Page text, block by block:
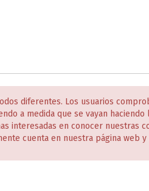
diferentes. Los usuarios
a medida que se vayan haciendo
interesadas en conocer nuestras
cuenta en nuestra página web y